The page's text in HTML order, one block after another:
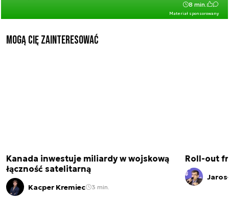
Materiał sponsorowany
8 min.
Mogą Cię zainteresować
Kanada inwestuje miliardy w wojskową
łączność satelitarną
Kacper Kremiec 3 min.
Roll-out